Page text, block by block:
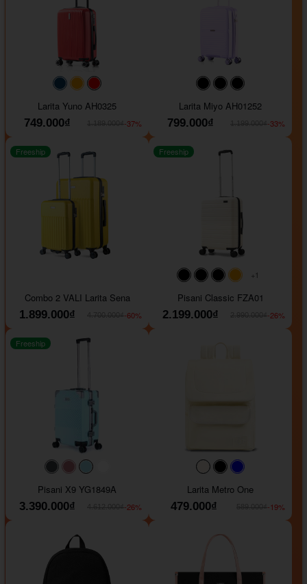
#093f69#ffa500
Larita Yuno AH0325
749.000₫
-37%
#000000#000000
Larita Miyo AH01252
799.000₫
-33%
Freeship
Combo 2 VALI Larita Sena
1.899.000₫
-60%
#000000#000000
#000000
#ffa500
+1
Freeship
Pisani Classic FZA01
2.199.000₫
-26%
#40454a#b76e79
#9ad8e7
Freeship
Pisani X9 YG1849A
3.390.000₫
-26%
#faf0e6#000000
Larita Metro One
479.000₫
-19%